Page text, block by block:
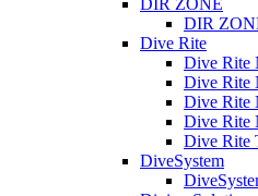
DIR ZONE
DIR
Dive Rite
Dive Rite
Dive Rite
Dive Rite
Dive Rite
Dive Rite
DiveSystem